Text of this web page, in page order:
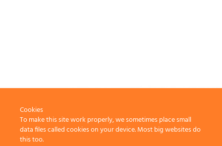
Cookies
To make this site work properly, we sometimes place small
data files called cookies on your device. Most big websites do
this too.